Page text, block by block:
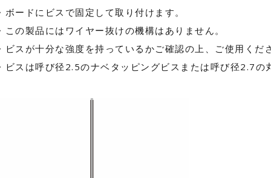
ボードにビスで固定して取り付けます。
この製品にはワイヤー抜けの機構はありません。
ビスが十分な強度を持っているかご確認の上、ご使用くだ
ビスは呼び径2.5のナベタッピングビスまたは呼び径2.7の